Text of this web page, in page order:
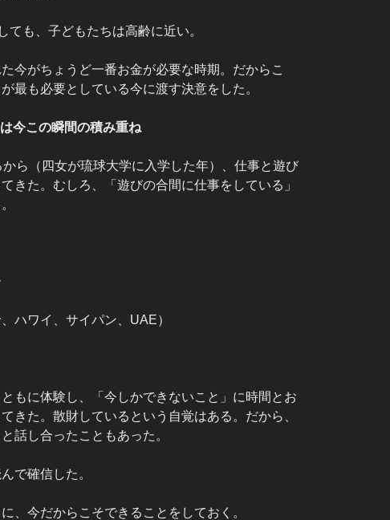
ても、子どもたちは高齢に近い。
今がちょうど一番お金が必要な時期。だからこ
最も必要としている今に渡す決意をした。
今この瞬間の積み重ね
ら（四女が琉球大学に入学した年）、仕事と遊び
きた。むしろ、「遊びの合間に仕事をしている」
ハワイ、サイパン、UAE）
もに体験し、「今しかできないこと」に時間とお
きた。散財しているという自覚はある。だから、
話し合ったこともあった。
で確信した。
、今だからこそできることをしておく。